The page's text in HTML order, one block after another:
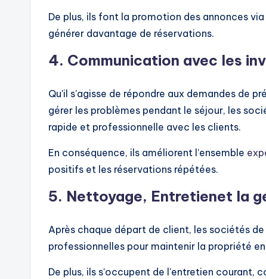
De plus, ils font la promotion des annonces
générer davantage de réservations.
4. Communication avec les
Qu'il s'agisse de répondre aux demandes de
gérer les problèmes pendant le séjour, les
rapide et professionnelle avec les clients.
En conséquence, ils améliorent l’ensemble
positifs et les réservations répétées.
5. Nettoyage, Entretienet la
Après chaque départ de client, les sociétés
professionnelles pour maintenir la propriété
De plus, ils s'occupent de l'entretien courant,